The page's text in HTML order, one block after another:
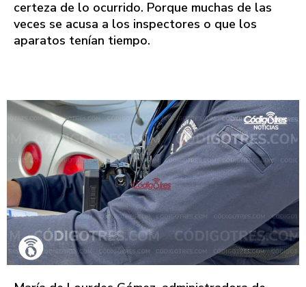
certeza de lo ocurrido. Porque muchas de las
veces se acusa a los inspectores o que los
aparatos tenían tiempo.